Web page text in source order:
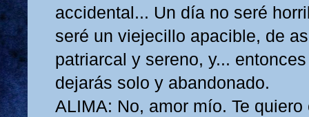
accidental... Un día no seré
seré un viejecillo apacible, de
patriarcal y sereno, y...
dejarás solo y abandonado.
ALIMA: No, amor mío. Te quiero